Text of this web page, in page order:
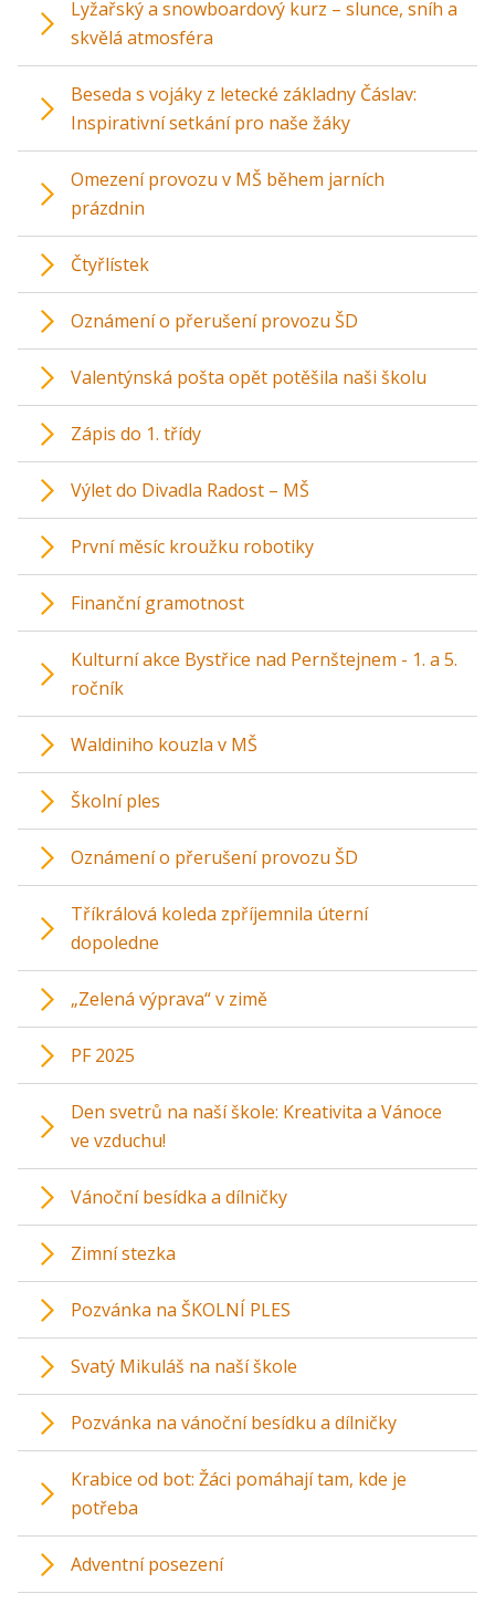
Lyžařský a snowboardový kurz – slunce, sníh a
skvělá atmosféra
Beseda s vojáky z letecké základny Čáslav:
Inspirativní setkání pro naše žáky
Omezení provozu v MŠ během jarních
prázdnin
Čtyřlístek
Oznámení o přerušení provozu ŠD
Valentýnská pošta opět potěšila naši školu
Zápis do 1. třídy
Výlet do Divadla Radost – MŠ
První měsíc kroužku robotiky
Finanční gramotnost
Kulturní akce Bystřice nad Pernštejnem - 1. a 5.
ročník
Waldiniho kouzla v MŠ
Školní ples
Oznámení o přerušení provozu ŠD
Tříkrálová koleda zpříjemnila úterní
dopoledne
„Zelená výprava“ v zimě
PF 2025
Den svetrů na naší škole: Kreativita a Vánoce
ve vzduchu!
Vánoční besídka a dílničky
Zimní stezka
Pozvánka na ŠKOLNÍ PLES
Svatý Mikuláš na naší škole
Pozvánka na vánoční besídku a dílničky
Krabice od bot: Žáci pomáhají tam, kde je
potřeba
Adventní posezení